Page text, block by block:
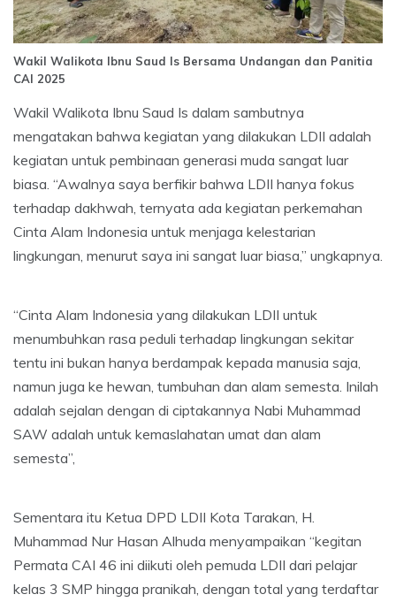
Wakil Walikota Ibnu Saud Is Bersama Undangan dan Panitia
CAI 2025
Wakil Walikota Ibnu Saud Is dalam sambutnya
mengatakan bahwa kegiatan yang dilakukan LDII adalah
kegiatan untuk pembinaan generasi muda sangat luar
biasa. “Awalnya saya berfikir bahwa LDII hanya fokus
terhadap dakhwah, ternyata ada kegiatan perkemahan
Cinta Alam Indonesia untuk menjaga kelestarian
lingkungan, menurut saya ini sangat luar biasa,” ungkapnya.
“Cinta Alam Indonesia yang dilakukan LDII untuk
menumbuhkan rasa peduli terhadap lingkungan sekitar
tentu ini bukan hanya berdampak kepada manusia saja,
namun juga ke hewan, tumbuhan dan alam semesta. Inilah
adalah sejalan dengan di ciptakannya Nabi Muhammad
SAW adalah untuk kemaslahatan umat dan alam
semesta”,
Sementara itu Ketua DPD LDII Kota Tarakan, H.
Muhammad Nur Hasan Alhuda menyampaikan “kegitan
Permata CAI 46 ini diikuti oleh pemuda LDII dari pelajar
kelas 3 SMP hingga pranikah, dengan total yang terdaftar